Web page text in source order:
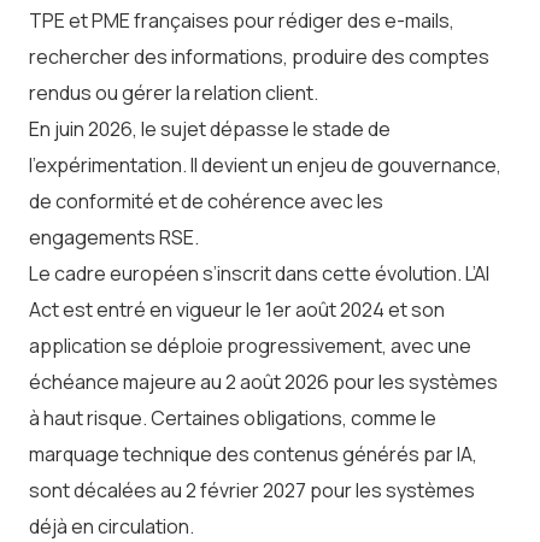
TPE et PME françaises pour rédiger des e-mails,
rechercher des informations, produire des comptes
rendus ou gérer la relation client.
En juin 2026, le sujet dépasse le stade de
l’expérimentation. Il devient un enjeu de gouvernance,
de conformité et de cohérence avec les
engagements RSE.
Le cadre européen s’inscrit dans cette évolution. L’AI
Act est entré en vigueur le 1er août 2024 et son
application se déploie progressivement, avec une
échéance majeure au 2 août 2026 pour les systèmes
à haut risque. Certaines obligations, comme le
marquage technique des contenus générés par IA,
sont décalées au 2 février 2027 pour les systèmes
déjà en circulation.